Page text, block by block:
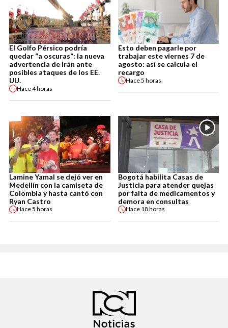
El Golfo Pérsico podría
quedar “a oscuras”: la nueva
advertencia de Irán ante
posibles ataques de los EE.
UU.
Hace4 horas
Esto deben pagarle por
trabajar este viernes 7 de
agosto: así se calcula el
recargo
Hace5 horas
Lamine Yamal se dejó ver en
Medellín con la camiseta de
Colombia y hasta cantó con
Ryan Castro
Hace5 horas
Bogotá habilita Casas de
Justicia para atender quejas
por falta de medicamentos y
demora en consultas
Hace 18 horas